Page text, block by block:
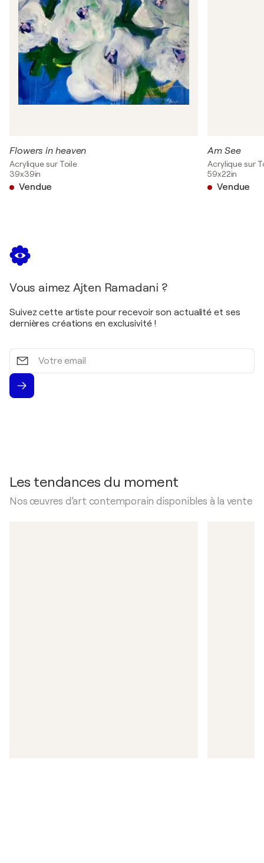
Flowers in heaven
Acrylique sur Toile
39x39in
Vendue
Am See
Acrylique sur
59x22in
Vendue
Vous aimez Ajten Ramadani ?
Suivez cette artiste pour recevoir son actualité et ses
dernières créations en exclusivité !
Votre
email
Les tendances du moment
Nos œuvres d’art contemporain disponibles à la vente